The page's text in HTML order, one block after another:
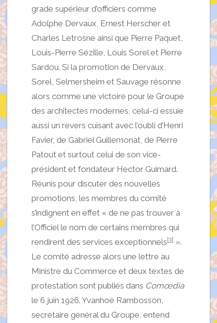
grade supérieur d’officiers comme
Adolphe Dervaux, Ernest Herscher et
Charles Letrosne ainsi que Pierre Paquet,
Louis-Pierre Sézille, Louis Sorel et Pierre
Sardou. Si la promotion de Dervaux,
Sorel, Selmersheim et Sauvage résonne
alors comme une victoire pour le Groupe
des architectes modernes, celui-ci essuie
aussi un revers cuisant avec l’oubli d’Henri
Favier, de Gabriel Guillemonat, de Pierre
Patout et surtout celui de son vice-
président et fondateur Hector Guimard.
Réunis pour discuter des nouvelles
promotions, les membres du comité
s’indignent en effet « de ne pas trouver à
l’Officiel le nom de certains membres qui
rendirent des services exceptionnels [3] ».
Le comité adresse alors une lettre au
Ministre du Commerce et deux textes de
protestation sont publiés dans Comœdia
le 6 juin 1926. Yvanhoé Rambosson,
secrétaire général du Groupe, entend